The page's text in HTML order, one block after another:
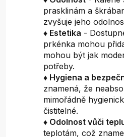
prasklinám a
zvyšuje jeho
♦ Estetika -
prkénka mohou
mohou být jak
potřeby.
♦ Hygiena a
znamená, že
mimořádně
čistitelné.
♦ Odolnost vůči
teplotám, což